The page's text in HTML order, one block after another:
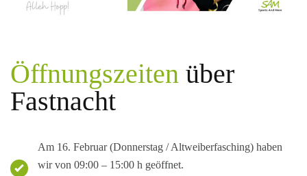
Öffnungs­zeiten über
Fastnacht
Am 16. Februar (Donnerstag / Altweiberfasching) haben
wir von 09:00 – 15:00 h geöffnet.